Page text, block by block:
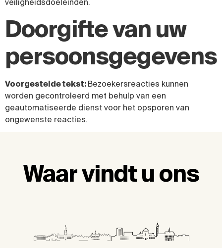
veiligheidsdoeleinden.
Doorgifte van uw
persoonsgegevens
Voorgestelde tekst: Bezoekersreacties kunnen
worden gecontroleerd met behulp van een
geautomatiseerde dienst voor het opsporen van
ongewenste reacties.
Waar vindt u ons